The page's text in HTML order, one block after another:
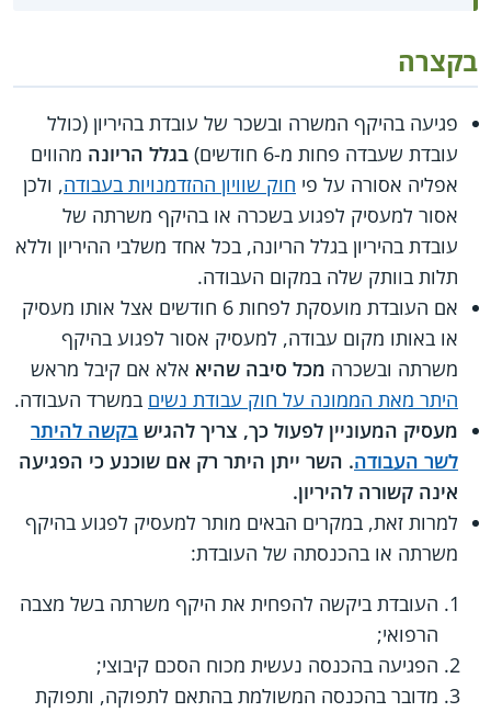
בקצרה
פגיעה בהיקף המשרה ובשכר של עובדת בהיריון (כולל
עובדת שעבדה פחות מ-6 חודשים)
בגלל הריונה מהווים
אפליה אסורה על פי חוק שוויון ההזדמנויות בעבודה, ולכן
אסור למעסיק לפגוע בשכרה או בהיקף משרתה של
עובדת בהיריון בגלל הריונה, בכל אחד משלבי ההיריון וללא
תלות בוותק שלה במקום העבודה.
אם העובדת מועסקת לפחות 6 חודשים אצל אותו מעסיק
או באותו מקום עבודה, למעסיק אסור לפגוע בהיקף
משרתה ובשכרה מכל סיבה שהיא אלא אם קיבל מראש
היתר מאת הממונה על חוק עבודת נשים במשרד העבודה.
מעסיק המעוניין לפעול כך, צריך להגיש בקשה להיתר
לשר העבודה. השר ייתן היתר רק אם שוכנע כי הפגיעה
אינה קשורה להיריון.
למרות זאת, במקרים הבאים מותר למעסיק לפגוע בהיקף
משרתה או בהכנסתה של העובדת:
העובדת ביקשה להפחית את היקף משרתה בשל מצבה
הרפואי;
הפגיעה בהכנסה נעשית מכוח הסכם קיבוצי;
מדובר בהכנסה המשולמת בהתאם לתפוקה, ותפוקת